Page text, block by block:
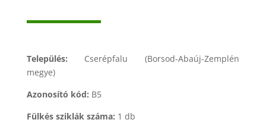
Település: Cserépfalu (Borsod-Abaúj-Zemplén
megye)
Azonosító kód: B5
Fülkés sziklák száma: 1 db